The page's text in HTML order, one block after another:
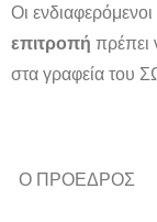
Οι ενδιαφερόμενοι
επιτροπή πρέπει
στα γραφεία του
Ο